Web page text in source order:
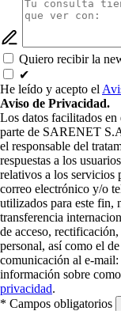
Quiero recibir la
✔
He leído y acepto el
Aviso de Privacidad.
Los datos facilitados
parte de SARENET
el responsable del
respuestas a los
relativos a los servicios
correo electrónico y/o
utilizados para este fin,
transferencia
de acceso,
personal, así como el
comunicación al e-mail:
información sobre
privacidad.
* Campos obligatorios